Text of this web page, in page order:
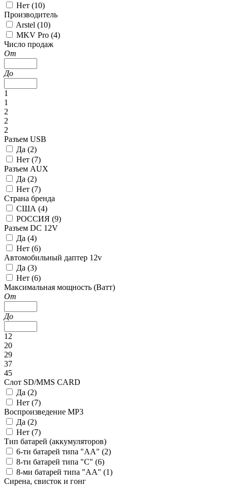
Нет (10)
Производитель
Arstel (10)
MKV Pro (4)
Число продаж
От
До
1
1
2
2
2
Разъем USB
Да (2)
Нет (7)
Разъем AUX
Да (2)
Нет (7)
Страна бренда
США (4)
РОССИЯ (9)
Разъем DC 12V
Да (4)
Нет (6)
Автомобильный даптер 12v
Да (3)
Нет (6)
Максимальная мощность (Ватт)
От
До
12
20
29
37
45
Слот SD/MMS CARD
Да (2)
Нет (7)
Воспроизведение MP3
Да (2)
Нет (7)
Тип батарей (аккумуляторов)
6-ти батарей типа "AA" (2)
8-ти батарей типа "С" (6)
8-ми батарей типа "АА" (1)
Сирена, свисток и гонг